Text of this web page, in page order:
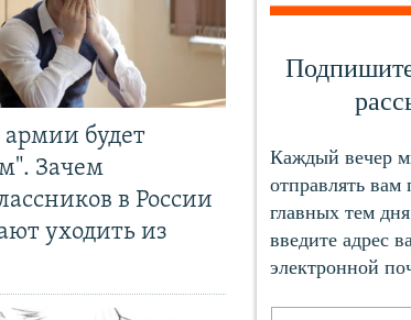
армии будет
Зачем
в России
уходить из